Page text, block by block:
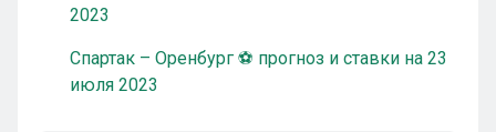
2023
Спартак – Оренбург ⚽ прогноз и ставки на 23
июля 2023